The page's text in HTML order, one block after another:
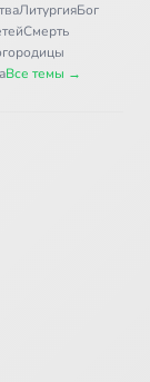
ЛитургияБог
Смерть
Все темы →